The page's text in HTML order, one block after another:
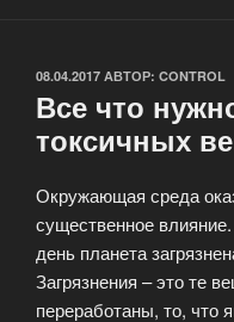
ОПУБЛИКОВАНО
08.04.2017 АВТОР: CONTROL
Все что
токсичных
Окружающая среда
существенное
день планета
Загрязнения – это те
переработаны, то, что